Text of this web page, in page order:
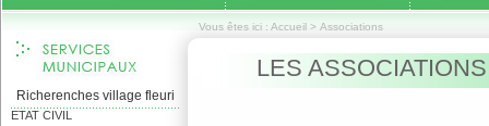
Vous êtes ici : Accueil > Associations
Richerenches village fleuri
ETAT CIVIL
LES